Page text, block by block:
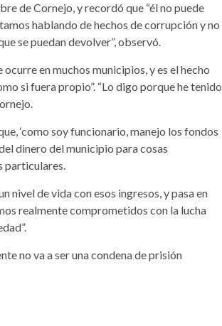
de Cornejo, y recordó que “él no puede
hablando de hechos de corrupción y no
se puedan devolver”, observó.
en muchos municipios, y es el hecho
si fuera propio”. “Lo digo porque he tenido
‘como soy funcionario, manejo los fondos
dinero del municipio para cosas
particulares.
nivel de vida con esos ingresos, y pasa en
realmente comprometidos con la lucha
no va a ser una condena de prisión